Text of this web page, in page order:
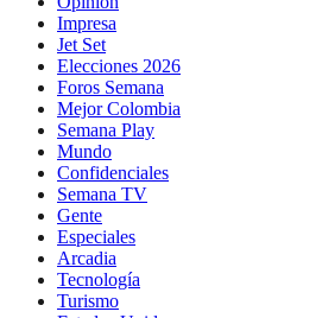
Impresa
Jet Set
Elecciones 2026
Foros Semana
Mejor Colombia
Semana Play
Mundo
Confidenciales
Semana TV
Gente
Especiales
Arcadia
Tecnología
Turismo